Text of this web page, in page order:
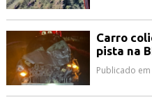
Carro
pista na
Publicado